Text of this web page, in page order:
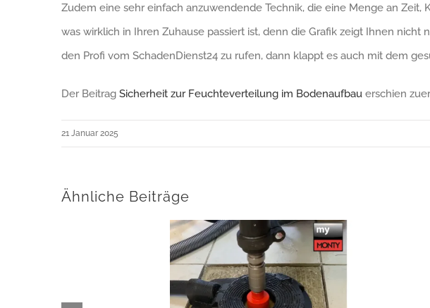
Zudem eine sehr einfach anzuwendende Technik, die eine Menge an
was wirklich in Ihren Zuhause passiert ist, denn die Grafik zeigt Ihnen
den Profi vom SchadenDienst24 zu rufen, dann klappt es auch mit dem
Der Beitrag Sicherheit zur Feuchteverteilung im Bodenaufbau erschien
21 Januar 2025
Ähnliche Beiträge